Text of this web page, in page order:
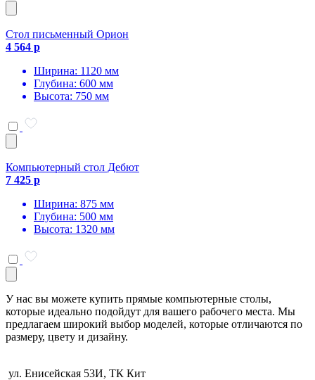
Стол письменный Орион
4 564 р
Ширина: 1120 мм
Глубина: 600 мм
Высота: 750 мм
Компьютерный стол Дебют
7 425 р
Ширина: 875 мм
Глубина: 500 мм
Высота: 1320 мм
У нас вы можете купить прямые компьютерные столы,
которые идеально подойдут для вашего рабочего места. Мы
предлагаем широкий выбор моделей, которые отличаются по
размеру, цвету и дизайну.
ул. Енисейская 53И, ТК Кит